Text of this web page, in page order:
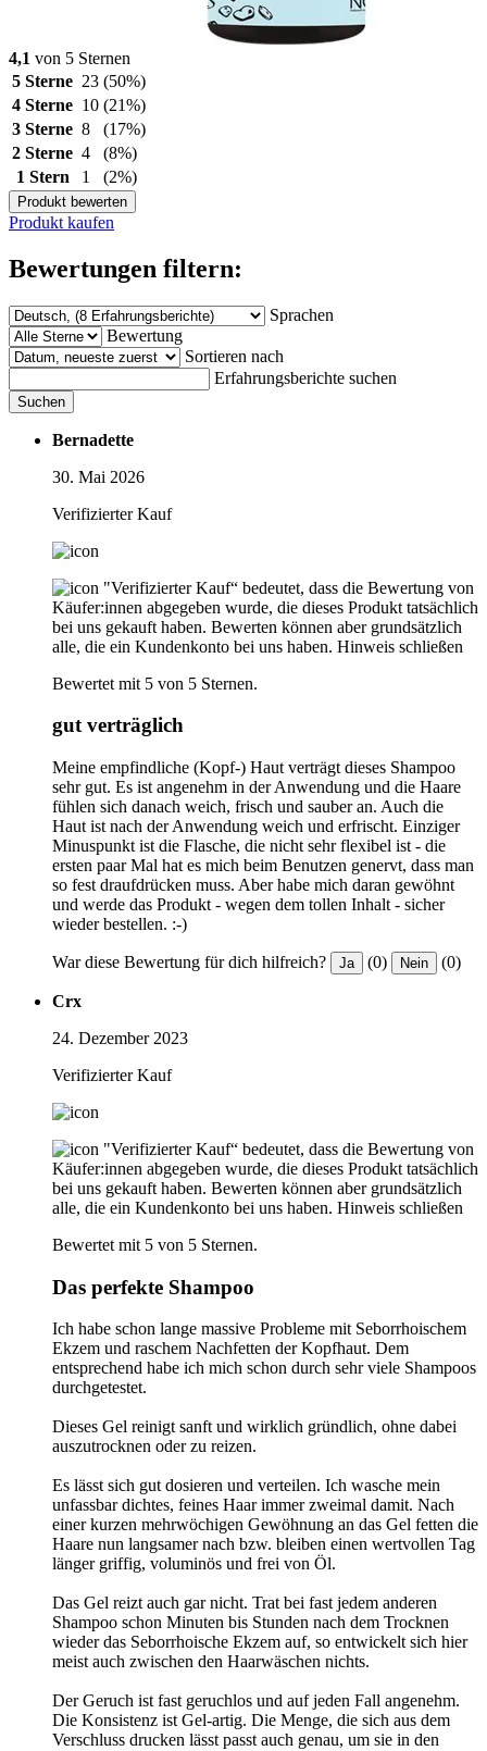
4,1 von 5 Sternen
5 Sterne 23 (50%)
4 Sterne 10 (21%)
3 Sterne 8
(17%)
2 Sterne 4
(8%)
1 Stern
1 (2%)
Produkt bewerten
Produkt kaufen
Bewertungen filtern:
Sprachen
Bewertung
Sortieren nach
Erfahrungsberichte suchen
Suchen
Bernadette
30. Mai 2026
Verifizierter Kauf
"Verifizierter Kauf“ bedeutet, dass die Bewertung von
Käufer:innen abgegeben wurde, die dieses Produkt tatsächlich
bei uns gekauft haben. Bewerten können aber grundsätzlich
alle, die ein Kundenkonto bei uns haben. Hinweis schließen
Bewertet mit 5 von 5 Sternen.
gut verträglich
Meine empfindliche (Kopf-) Haut verträgt dieses Shampoo
sehr gut. Es ist angenehm in der Anwendung und die Haare
fühlen sich danach weich, frisch und sauber an. Auch die
Haut ist nach der Anwendung weich und erfrischt. Einziger
Minuspunkt ist die Flasche, die nicht sehr flexibel ist - die
ersten paar Mal hat es mich beim Benutzen genervt, dass man
so fest draufdrücken muss. Aber habe mich daran gewöhnt
und werde das Produkt - wegen dem tollen Inhalt - sicher
wieder bestellen. :-)
War diese Bewertung für dich hilfreich? Ja (0) Nein (0)
Crx
24. Dezember 2023
Verifizierter Kauf
"Verifizierter Kauf“ bedeutet, dass die Bewertung von
Käufer:innen abgegeben wurde, die dieses Produkt tatsächlich
bei uns gekauft haben. Bewerten können aber grundsätzlich
alle, die ein Kundenkonto bei uns haben. Hinweis schließen
Bewertet mit 5 von 5 Sternen.
Das perfekte Shampoo
Ich habe schon lange massive Probleme mit Seborrhoischem
Ekzem und raschem Nachfetten der Kopfhaut. Dem
entsprechend habe ich mich schon durch sehr viele Shampoos
durchgetestet.
Dieses Gel reinigt sanft und wirklich gründlich, ohne dabei
auszutrocknen oder zu reizen.
Es lässt sich gut dosieren und verteilen. Ich wasche mein
unfassbar dichtes, feines Haar immer zweimal damit. Nach
einer kurzen mehrwöchigen Gewöhnung an das Gel fetten die
Haare nun langsamer nach bzw. bleiben einen wertvollen Tag
länger griffig, voluminös und frei von Öl.
Das Gel reizt auch gar nicht. Trat bei fast jedem anderen
Shampoo schon Minuten bis Stunden nach dem Trocknen
wieder das Seborrhoische Ekzem auf, so entwickelt sich hier
meist auch zwischen den Haarwäschen nichts.
Der Geruch ist fast geruchlos und auf jeden Fall angenehm.
Die Konsistenz ist Gel-artig. Die Menge, die sich aus dem
Verschluss drucken lässt passt auch genau, um sie in den